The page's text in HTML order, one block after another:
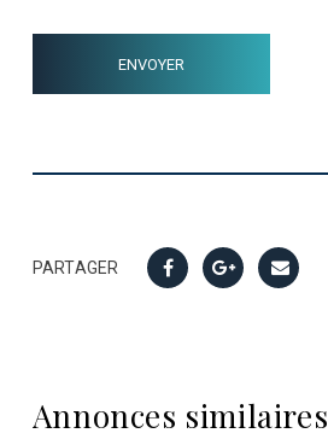
PARTAGER
Annonces similaires